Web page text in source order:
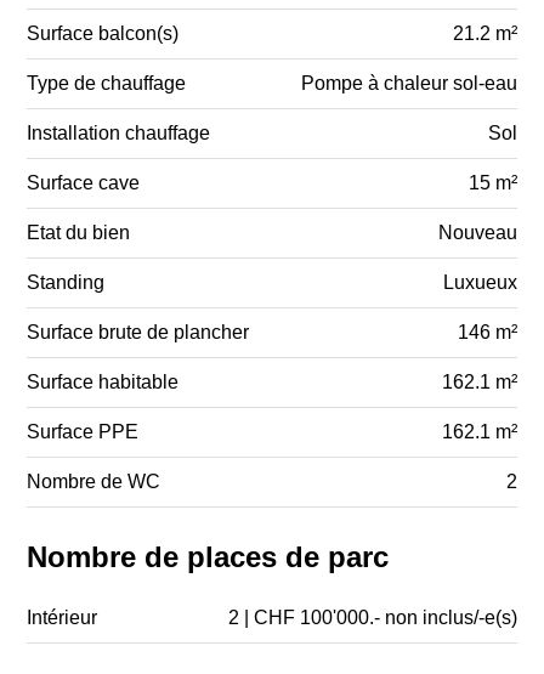
Surface balcon(s) 21.2 m²
Type de chauffage Pompe à chaleur sol-eau
Installation chauffage Sol
Surface cave 15 m²
Etat du bien Nouveau
Standing Luxueux
Surface brute de plancher 146 m²
Surface habitable 162.1 m²
Surface PPE 162.1 m²
Nombre de WC 2
Nombre de places de parc
Intérieur 2 | CHF 100'000.- non inclus/-e(s)